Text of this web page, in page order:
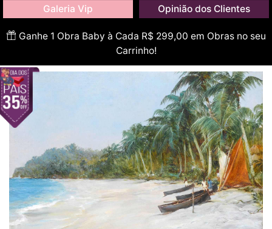
Galeria Vip Opinião dos Clientes
Ganhe 1 Obra Baby à Cada R$ 299,00 em Obras no seu
Carrinho!